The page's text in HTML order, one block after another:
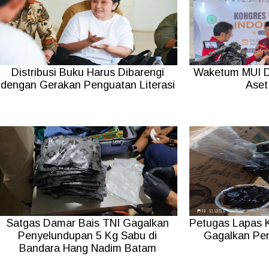
Distribusi Buku Harus Dibarengi
dengan Gerakan Penguatan Literasi
Waketum MUI
Satgas Damar Bais TNI Gagalkan
Penyelundupan 5 Kg Sabu di
Bandara Hang Nadim Batam
Petugas Lapas
Gagalkan